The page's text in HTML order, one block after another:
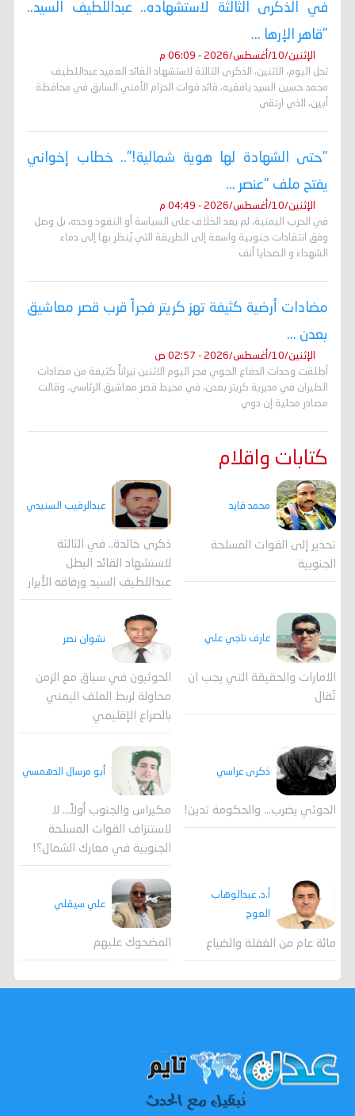
في الذكرى الثالثة لاستشهاده.. عبداللطيف السيد..
"قاهر الإرها ...
الإثنين/10/أغسطس/2026 - 06:09 م
تحل اليوم، الاثنين، الذكرى الثالثة لاستشهاد القائد العميد عبداللطيف
محمد حسين السيد بافقيه، قائد قوات الحزام الأمني السابق في محافظة
أبين، الذي ارتقى
"حتى الشهادة لها هوية شمالية!".. خطاب إخواني
يفتح ملف "عنصر ...
الإثنين/10/أغسطس/2026 - 04:49 م
في الحرب اليمنية، لم يعد الخلاف على السياسة أو النفوذ وحده، بل وصل
وفق انتقادات جنوبية واسعة إلى الطريقة التي يُنظر بها إلى دماء
الشهداء و الضحايا أنف
مضادات أرضية كثيفة تهز كريتر فجراً قرب قصر معاشيق
بعدن ...
الإثنين/10/أغسطس/2026 - 02:57 ص
أطلقت وحدات الدفاع الجوي فجر اليوم الاثنين نيراناً كثيفة من مضادات
الطيران في مديرية كريتر بعدن، في محيط قصر معاشيق الرئاسي. وقالت
مصادر محلية إن دوي
كتابات واقلام
محمد قايد
تحذير إلى القوات المسلحة
الجنوبية
عبدالرقيب السنيدي
ذكرى خالدة.. في الثالثة
لاستشهاد القائد البطل
عبداللطيف السيد ورفاقه الأبرار
عارف ناجي علي
الامارات والحقيقة التي يجب ان
تُقال
نشوان نصر
الحوثيون في سباق مع الزمن
محاولة لربط الملف اليمني
بالصراع الإقليمي
ذكرى عراسي
الحوثي يضرب… والحكومة تدين!
أبو مرسال الدهمسي
مكيراس والجنوب أولاً... لا
لاستنزاف القوات المسلحة
الجنوبية في معارك الشمال؟!
أ.د. عبدالوهاب
العوج
مائة عام من الغفلة والضياع
علي سيقلي
المضحوك عليهم